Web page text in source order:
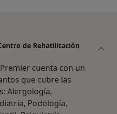
de Rehatilitación
cuenta con un
que cubre las
Alergología,
Podología,